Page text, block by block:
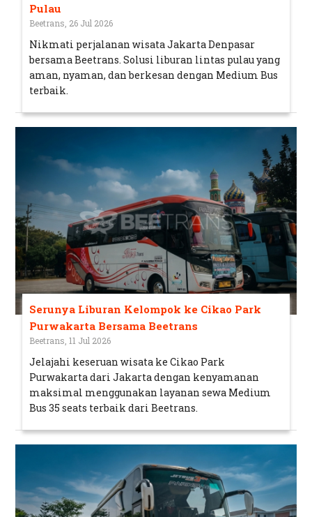
Pulau
Beetrans, 26 Jul 2026
Nikmati perjalanan wisata Jakarta Denpasar
bersama Beetrans. Solusi liburan lintas pulau yang
aman, nyaman, dan berkesan dengan Medium Bus
terbaik.
Serunya Liburan Kelompok ke Cikao Park
Purwakarta Bersama Beetrans
Beetrans, 11 Jul 2026
Jelajahi keseruan wisata ke Cikao Park
Purwakarta dari Jakarta dengan kenyamanan
maksimal menggunakan layanan sewa Medium
Bus 35 seats terbaik dari Beetrans.